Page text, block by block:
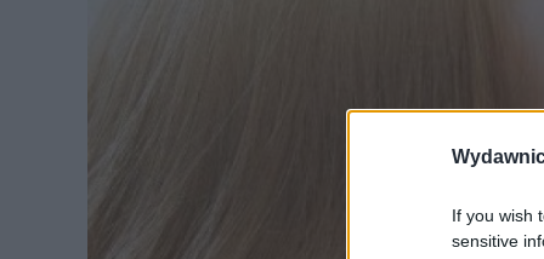
If you wish
sensitive